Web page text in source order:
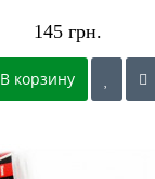
145 грн.
В корзину